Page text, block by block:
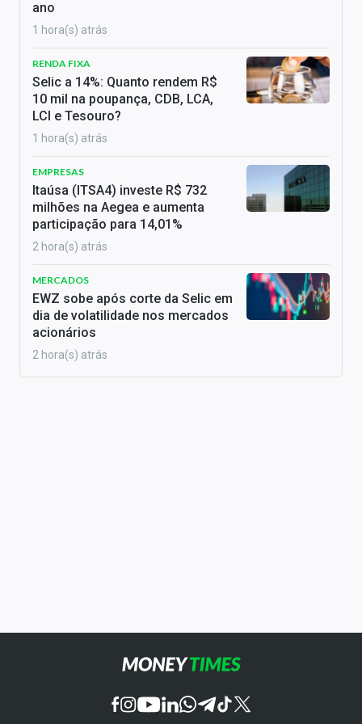
ano
1 hora(s) atrás
RENDA FIXA
Selic a 14%: Quanto rendem R$
10 mil na poupança, CDB, LCA,
LCI e Tesouro?
1 hora(s) atrás
EMPRESAS
Itaúsa (ITSA4) investe R$ 732
milhões na Aegea e aumenta
participação para 14,01%
2 hora(s) atrás
MERCADOS
EWZ sobe após corte da Selic em
dia de volatilidade nos mercados
acionários
2 hora(s) atrás